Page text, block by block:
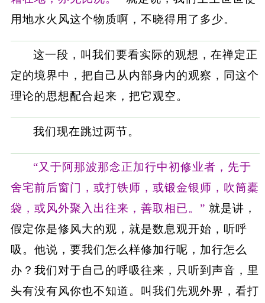
用地水火风这个物质啊，不晓得用了多少。
这一段，叫我们要看实际的观想，在禅定正
定的境界中，把自己从内部身内的观察，同这个
理论的思想配合起来，把它观空。
我们现在跳过两节。
“又于阿那波那念正加行中初修业者，先于
舍宅前后窗门，或打铁师，或锻金银师，吹筒橐
袋，或风外聚入出往来，善取相已。” 就是讲，
假定你是修风大的观，就是数息观开始，听呼
吸。他说，要我们怎么样修加行呢，加行怎么
办？我们对于自己的呼吸往来，只听到声音，里
头有没有风你也不知道。叫我们先观外界，看打